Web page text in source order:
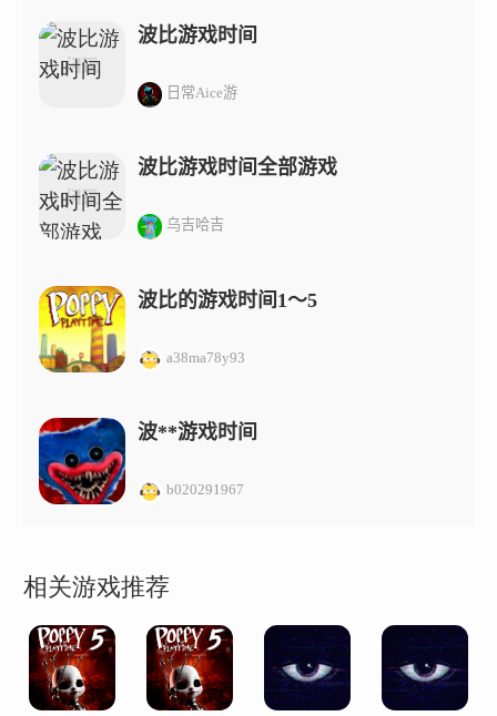
波比游戏时间
日常Aice游
波比游戏时间全部游戏
乌吉哈吉
波比的游戏时间1～5
a38ma78y93
波**游戏时间
b020291967
相关游戏推荐